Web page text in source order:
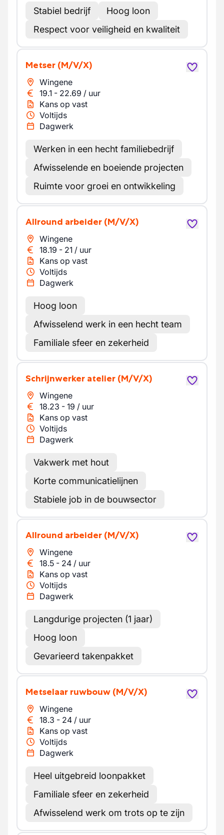
Stabiel bedrijf
Hoog loon
Respect voor veiligheid en kwaliteit
Metser (M/V/X)
Wingene
19.1 - 22.69 / uur
Kans op vast
Voltijds
Dagwerk
Werken in een hecht familiebedrijf
Afwisselende en boeiende projecten
Ruimte voor groei en ontwikkeling
Allround arbeider (M/V/X)
Wingene
18.19 - 21 / uur
Kans op vast
Voltijds
Dagwerk
Hoog loon
Afwisselend werk in een hecht team
Familiale sfeer en zekerheid
Schrijnwerker atelier (M/V/X)
Wingene
18.23 - 19 / uur
Kans op vast
Voltijds
Dagwerk
Vakwerk met hout
Korte communicatielijnen
Stabiele job in de bouwsector
Allround arbeider (M/V/X)
Wingene
18.5 - 24 / uur
Kans op vast
Voltijds
Dagwerk
Langdurige projecten (1 jaar)
Hoog loon
Gevarieerd takenpakket
Metselaar ruwbouw (M/V/X)
Wingene
18.3 - 24 / uur
Kans op vast
Voltijds
Dagwerk
Heel uitgebreid loonpakket
Familiale sfeer en zekerheid
Afwisselend werk om trots op te zijn